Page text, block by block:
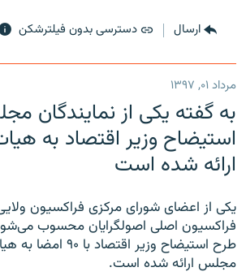
ارسال دسترسی بدون فیلترشکن
مرداد ۰۱, ۱۳۹۷
به گفته یکی از نمایندگان
استیضاح وزیر اقتصاد به
ارائه شده است
یکی از اعضای شورای مرکزی فراکسیون
فراکسیون اصلی اصولگرایان محسوب
طرح استیضاح وزیر اقتصاد
مجلس ارائه شده است.